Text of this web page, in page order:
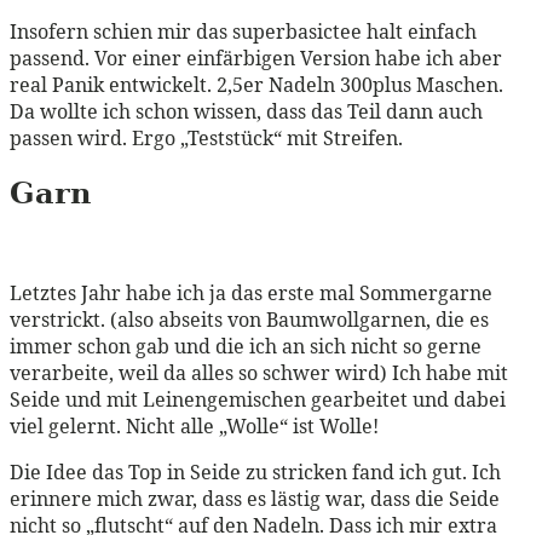
Insofern schien mir das superbasictee halt einfach
passend. Vor einer einfärbigen Version habe ich aber
real Panik entwickelt. 2,5er Nadeln 300plus Maschen.
Da wollte ich schon wissen, dass das Teil dann auch
passen wird. Ergo „Teststück“ mit Streifen.
Garn
Letztes Jahr habe ich ja das erste mal Sommergarne
verstrickt. (also abseits von Baumwollgarnen, die es
immer schon gab und die ich an sich nicht so gerne
verarbeite, weil da alles so schwer wird) Ich habe mit
Seide und mit Leinengemischen gearbeitet und dabei
viel gelernt. Nicht alle „Wolle“ ist Wolle!
Die Idee das Top in Seide zu stricken fand ich gut. Ich
erinnere mich zwar, dass es lästig war, dass die Seide
nicht so „flutscht“ auf den Nadeln. Dass ich mir extra